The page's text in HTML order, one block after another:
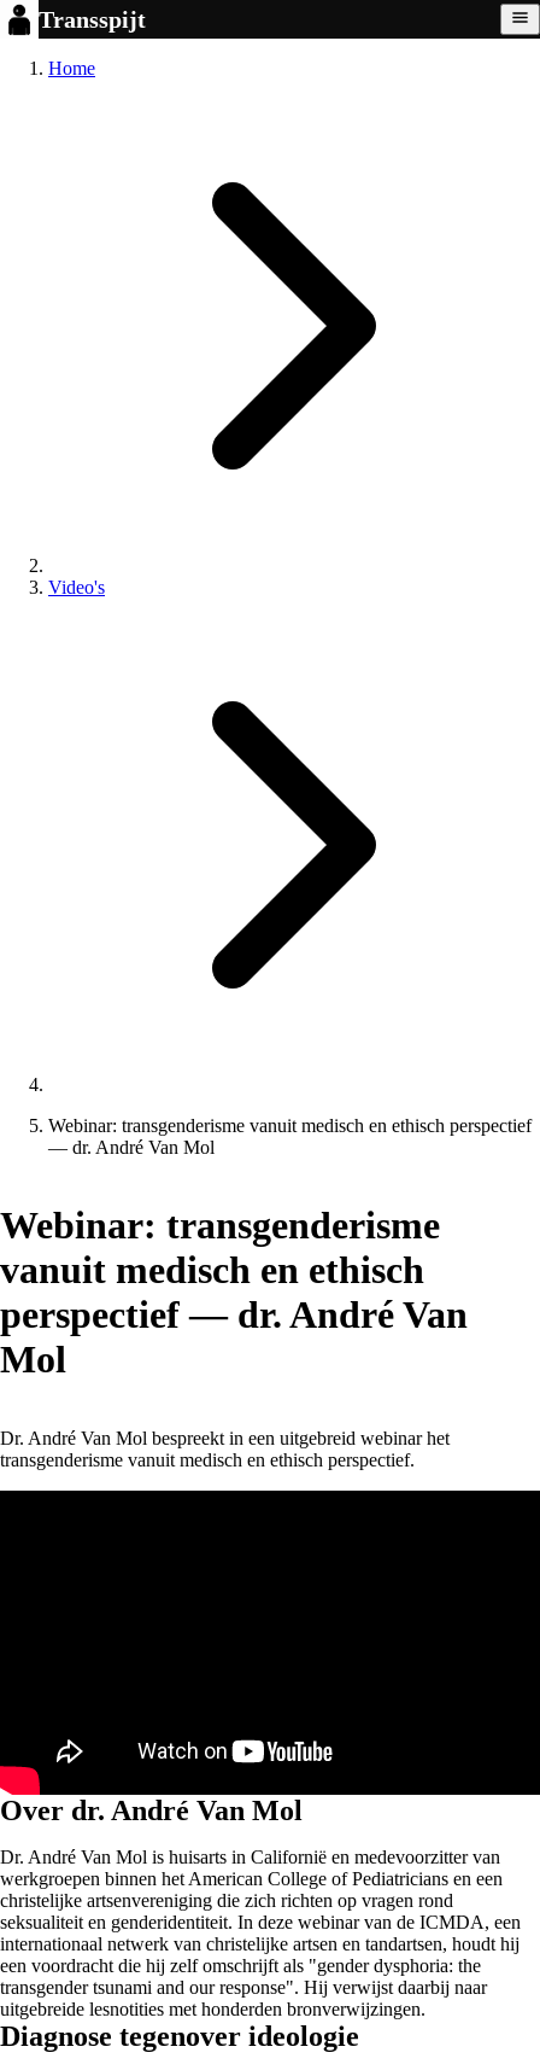
Transspijt
Home
Video's
Webinar: transgenderisme vanuit medisch en ethisch perspectief
— dr. André Van Mol
Webinar: transgenderisme
vanuit medisch en ethisch
perspectief — dr. André Van
Mol
Dr. André Van Mol bespreekt in een uitgebreid webinar het
transgenderisme vanuit medisch en ethisch perspectief.
Over dr. André Van Mol
Dr. André Van Mol is huisarts in Californië en medevoorzitter van
werkgroepen binnen het American College of Pediatricians en een
christelijke artsenvereniging die zich richten op vragen rond
seksualiteit en genderidentiteit. In deze webinar van de ICMDA, een
internationaal netwerk van christelijke artsen en tandartsen, houdt hij
een voordracht die hij zelf omschrijft als "gender dysphoria: the
transgender tsunami and our response". Hij verwijst daarbij naar
uitgebreide lesnotities met honderden bronverwijzingen.
Diagnose tegenover ideologie